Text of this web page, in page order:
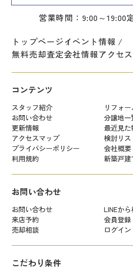
営業時間：9:00～19:00
トップページイベント情報
無料売却査定会社情報アクセ
コンテンツ
スタッフ紹介
リフォー
お問い合わせ
分譲地一
更新情報
最近見
アクセスマップ
検討リス
プライバシーポリシー
会社概要
利用規約
新築戸建
お問い合わせ
お問い合わせ
LINEか
来店予約
会員登録
売却相談
ログイン
こだわり条件